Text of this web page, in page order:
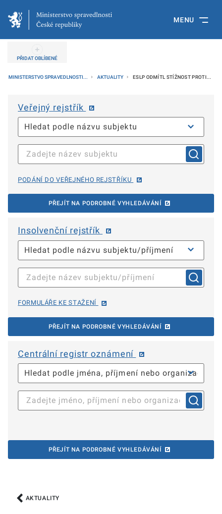
MENU
PŘIDAT OBLÍBENÉ
MINISTERSTVO SPRAVEDLNOSTI... AKTUALITY ESLP ODMÍTL STÍŽNOST PROTI...
Veřejný rejstřík
PODÁNÍ DO VEŘEJNÉHO REJSTŘÍKU
PŘEJÍT NA PODROBNÉ VYHLEDÁVÁNÍ
Insolvenční rejstřík
FORMULÁŘE KE STAŽENÍ
PŘEJÍT NA PODROBNÉ VYHLEDÁVÁNÍ
Centrální registr oznámení
PŘEJÍT NA PODROBNÉ VYHLEDÁVÁNÍ
AKTUALITY